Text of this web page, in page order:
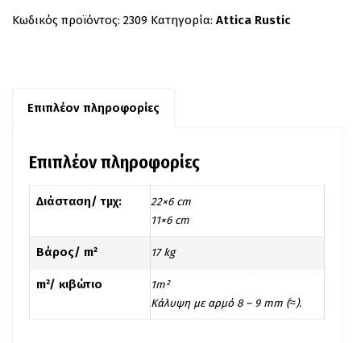
Κωδικός προϊόντος: 2309 Κατηγορία: Attica Rustic
Επιπλέον πληροφορίες
Επιπλέον πληροφορίες
Διάσταση/ τμχ:
22×6 cm
11×6 cm
Βάρος/ m² 17 kg
m²/ κιβώτιο
1m²
Kάλυψη με αρμό 8 – 9 mm (≈).